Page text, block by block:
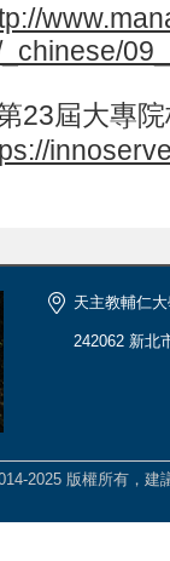
第23屆大專
天主教輔仁
242062 新北
2025 版權所有，